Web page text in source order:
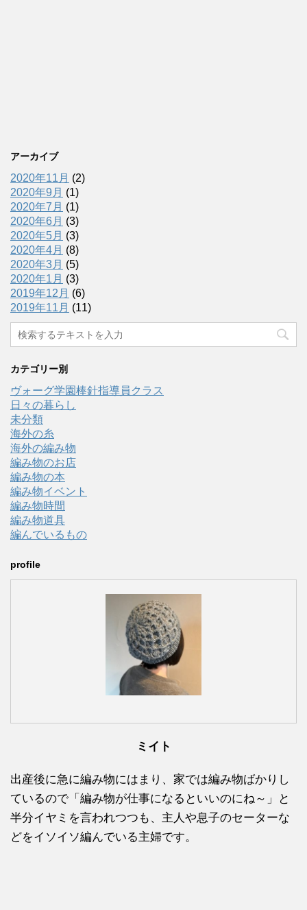
アーカイブ
2020年11月 (2)
2020年9月 (1)
2020年7月 (1)
2020年6月 (3)
2020年5月 (3)
2020年4月 (8)
2020年3月 (5)
2020年1月 (3)
2019年12月 (6)
2019年11月 (11)
カテゴリー別
ヴォーグ学園棒針指導員クラス
日々の暮らし
未分類
海外の糸
海外の編み物
編み物のお店
編み物の本
編み物イベント
編み物時間
編み物道具
編んでいるもの
profile
ミイト
出産後に急に編み物にはまり、家では編み物ばかりし
ているので「編み物が仕事になるといいのにね～」と
半分イヤミを言われつつも、主人や息子のセーターな
どをイソイソ編んでいる主婦です。